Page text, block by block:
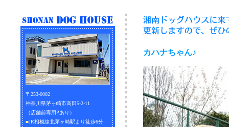
〒253-0002
神奈川県茅ヶ崎市高田5-2-11
（店舗前専用Pあり）
■JR相模線北茅ヶ崎駅より徒歩6分
カハナちゃん♪